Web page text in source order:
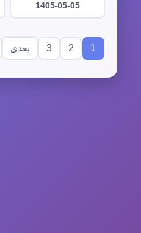
1405-05-05
1
2
3 بعدی